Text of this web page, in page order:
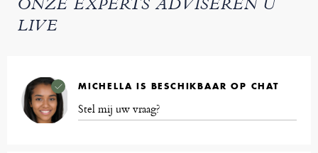
ONZE EXPERTS ADVISEREN U
LIVE
MICHELLA IS BESCHIKBAAR OP CHAT
Stel mij uw vraag?